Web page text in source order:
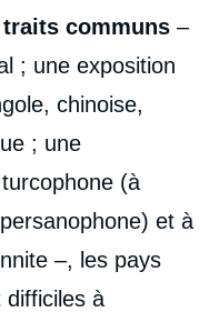
traits communs –
; une exposition
chinoise,
; une
(à
et à
–, les pays
difficiles à